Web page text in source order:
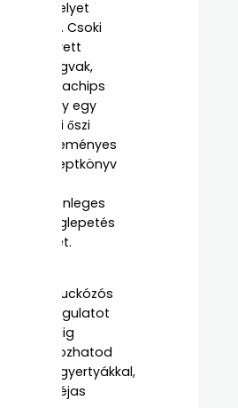
is helyet
kap. Csoki
helyett
magvak,
almachips
vagy egy
mini őszi
süteményes
receptkönyv
különleges
meglepetés
lehet.
bekuckózós
hangulatot
pedig
fokozhatod
illatgyertyákkal,
fahéjas